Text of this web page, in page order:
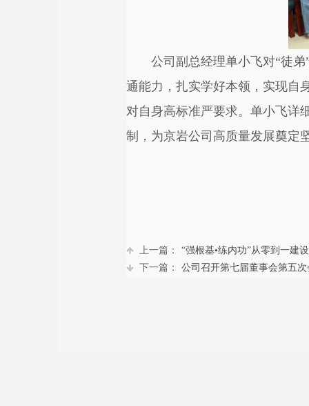
公司副总经理单小飞对“徒
通能力，扎实学好本领，实现自
对自身高标准严要求。单小飞详
制，为京岩公司高质量发展奠定
上一篇：
“强根基•练内功”从零到一
下一篇：
公司召开第七届董事会第五次